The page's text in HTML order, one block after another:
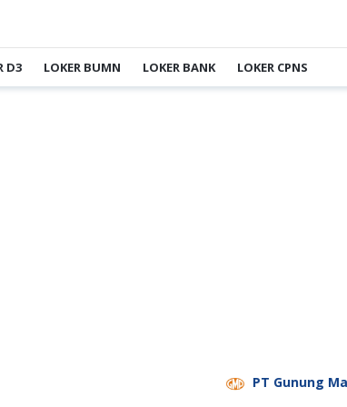
D3 LOKER BUMN LOKER BANK LOKER CPNS
PT Gunung Madu